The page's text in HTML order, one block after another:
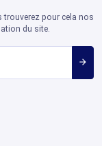
pour cela nos
du site.
arrow_forward